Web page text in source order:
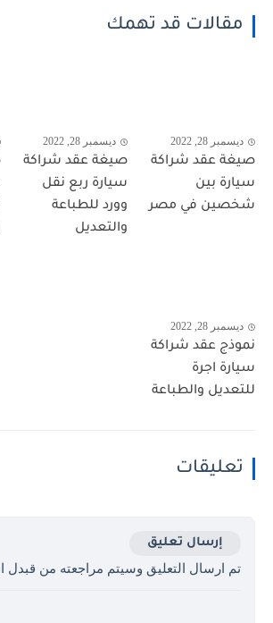
مقالات قد تهمك
ديسمبر 28, 2022
صيغة عقد شراكة
سيارة بين
شخصين في مصر
ديسمبر 28, 2022
صيغة عقد شراكة
سيارة ربع نقل
وورد للطباعة
والتعديل
ديسمبر 28, 2022
نموذج عقد شراكة
سيارة اجرة
للتعديل والطباعة
تعليقات
إرسال تعليق
تم ارسال التعليق وسيتم مراجعته من قبدل